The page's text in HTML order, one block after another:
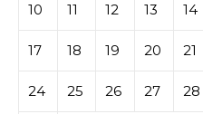
10 11 12 13 14
17 18 19 20 21
24 25 26 27 28